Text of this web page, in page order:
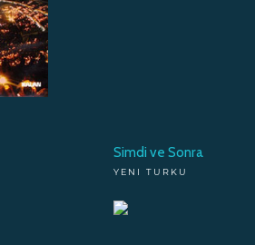
Simdi ve Sonra
YENI TURKU